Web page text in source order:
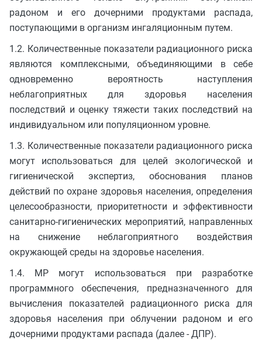
радоном и его дочерними продуктами распада,
поступающими в организм ингаляционным путем.
1.2. Количественные показатели радиационного риска
являются комплексными, объединяющими в себе
одновременно вероятность наступления
неблагоприятных для здоровья населения
последствий и оценку тяжести таких последствий на
индивидуальном или популяционном уровне.
1.3. Количественные показатели радиационного риска
могут использоваться для целей экологической и
гигиенической экспертиз, обоснования планов
действий по охране здоровья населения, определения
целесообразности, приоритетности и эффективности
санитарно-гигиенических мероприятий, направленных
на снижение неблагоприятного воздействия
окружающей среды на здоровье населения.
1.4. МР могут использоваться при разработке
программного обеспечения, предназначенного для
вычисления показателей радиационного риска для
здоровья населения при облучении радоном и его
дочерними продуктами распада (далее - ДПР).